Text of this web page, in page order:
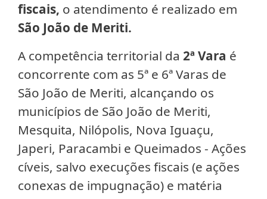
fiscais, o atendimento é realizado em
São João de Meriti.
A competência territorial da 2ª Vara é
concorrente com as 5ª e 6ª Varas de
São João de Meriti, alcançando os
municípios de São João de Meriti,
Mesquita, Nilópolis, Nova Iguaçu,
Japeri, Paracambi e Queimados - Ações
cíveis, salvo execuções fiscais (e ações
conexas de impugnação) e matéria